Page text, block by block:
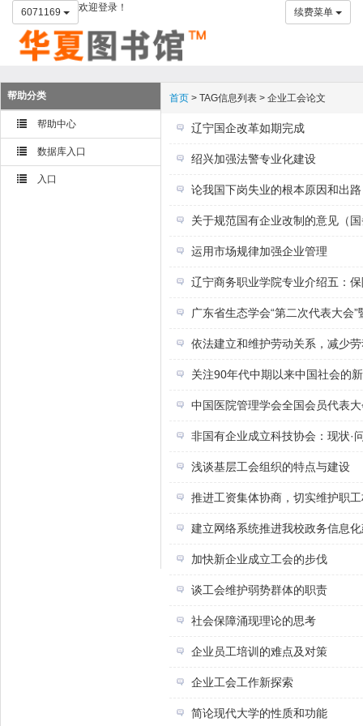
6071169 欢迎登录！ 续费菜单
帮助分类
帮助中心
数据库入口
入口
首页 > TAG信息列表 > 企业工会论文
辽宁国企改革如期完成
绍兴加强法警专业化建设
论我国下岗失业的根本原因和出路
关于规范国有企业改制的意见（
运用市场规律加强企业管理
辽宁商务职业学院专业介绍五：
广东省生态学会“第二次代表大会”
依法建立和维护劳动关系，减少
关注90年代中期以来中国社会的
中国医院管理学会全国会员代表
非国有企业成立科技协会：现状·
浅谈基层工会组织的特点与建设
推进工资集体协商，切实维护职
建立网络系统推进我校政务信息
加快新企业成立工会的步伐
谈工会维护弱势群体的职责
社会保障涌现理论的思考
企业员工培训的难点及对策
企业工会工作新探索
简论现代大学的性质和功能